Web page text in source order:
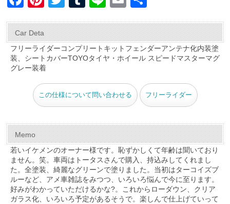
c
e
b
er
e
st
tt
er
m
bl
r
e
ail
Car Deta
フリーライダーコンプリートキットフェンダーアンテナ化内装塗
装、シートカバーTOYOタイヤ・ホイール スピードマスターマグ
グレー装着
この仕様について問い合わせる フリーライダー
Memo
若いイケメンのオーナー様です。恥ずかしくて年齢は聞いており
ません。笑。車両はトータスさんで購入、持込みしてくれまし
た。全塗装、綺麗なグリーンで塗りました。当初はターコイズブ
ルーなど、アメ車雑誌をみつつ、いろいろ悩んで今に至ります。
好みがわかっていただけるかな?。これからローダウン、クリア
ガラス化、いろいろ予定があるそうで。楽しんで仕上げていって